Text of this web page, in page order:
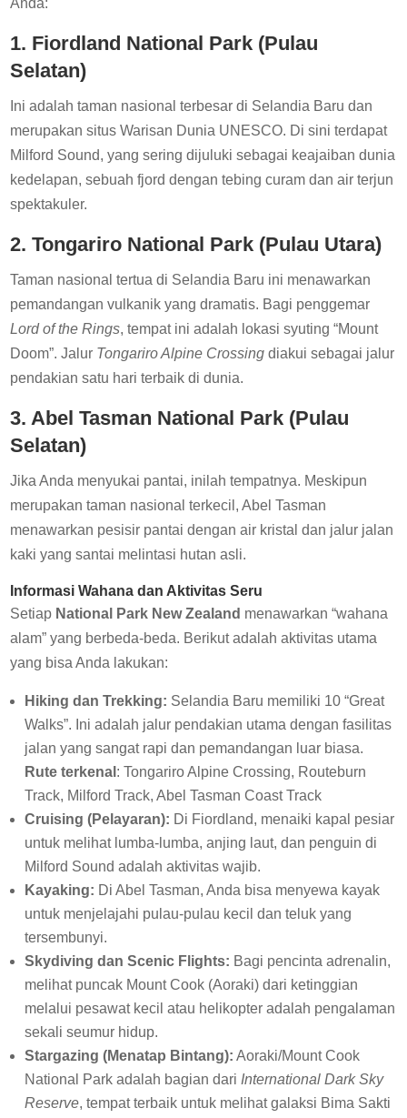
Anda:
1. Fiordland National Park (Pulau
Selatan)
Ini adalah taman nasional terbesar di Selandia Baru dan
merupakan situs Warisan Dunia UNESCO. Di sini terdapat
Milford Sound, yang sering dijuluki sebagai keajaiban dunia
kedelapan, sebuah fjord dengan tebing curam dan air terjun
spektakuler.
2. Tongariro National Park (Pulau Utara)
Taman nasional tertua di Selandia Baru ini menawarkan
pemandangan vulkanik yang dramatis. Bagi penggemar
Lord of the Rings, tempat ini adalah lokasi syuting “Mount
Doom”. Jalur Tongariro Alpine Crossing diakui sebagai jalur
pendakian satu hari terbaik di dunia.
3. Abel Tasman National Park (Pulau
Selatan)
Jika Anda menyukai pantai, inilah tempatnya. Meskipun
merupakan taman nasional terkecil, Abel Tasman
menawarkan pesisir pantai dengan air kristal dan jalur jalan
kaki yang santai melintasi hutan asli.
Informasi Wahana dan Aktivitas Seru
Setiap National Park New Zealand menawarkan “wahana
alam” yang berbeda-beda. Berikut adalah aktivitas utama
yang bisa Anda lakukan:
Hiking dan Trekking: Selandia Baru memiliki 10 “Great
Walks”. Ini adalah jalur pendakian utama dengan fasilitas
jalan yang sangat rapi dan pemandangan luar biasa.
Rute terkenal : Tongariro Alpine Crossing, Routeburn
Track, Milford Track, Abel Tasman Coast Track
Cruising (Pelayaran): Di Fiordland, menaiki kapal pesiar
untuk melihat lumba-lumba, anjing laut, dan penguin di
Milford Sound adalah aktivitas wajib.
Kayaking: Di Abel Tasman, Anda bisa menyewa kayak
untuk menjelajahi pulau-pulau kecil dan teluk yang
tersembunyi.
Skydiving dan Scenic Flights: Bagi pencinta adrenalin,
melihat puncak Mount Cook (Aoraki) dari ketinggian
melalui pesawat kecil atau helikopter adalah pengalaman
sekali seumur hidup.
Stargazing (Menatap Bintang): Aoraki/Mount Cook
National Park adalah bagian dari International Dark Sky
Reserve, tempat terbaik untuk melihat galaksi Bima Sakti